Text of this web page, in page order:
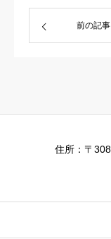
前の記事
住所：〒